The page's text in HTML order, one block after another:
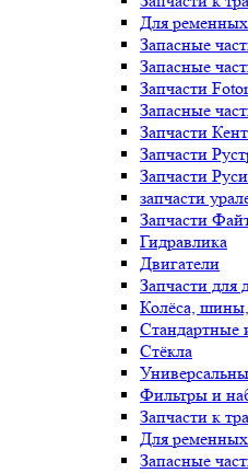
Для ременных
Запасные
Запасные
Запчасти
Запасные
Запчасти
Запчасти
Запчасти
запчасти
Запчасти
Гидравлика
Двигатели
Запчасти для
Колёса,
Стандартные
Стёкла
Фильтры и
Запчасти к
Для ременных
Запасные